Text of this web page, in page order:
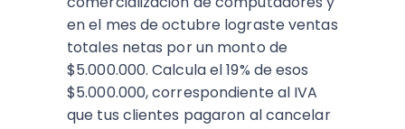
en el mes de octubre lograste ventas
totales netas por un monto de
$5.000.000. Calcula el 19% de esos
$5.000.000, correspondiente al IVA
que tus clientes pagaron al cancelar